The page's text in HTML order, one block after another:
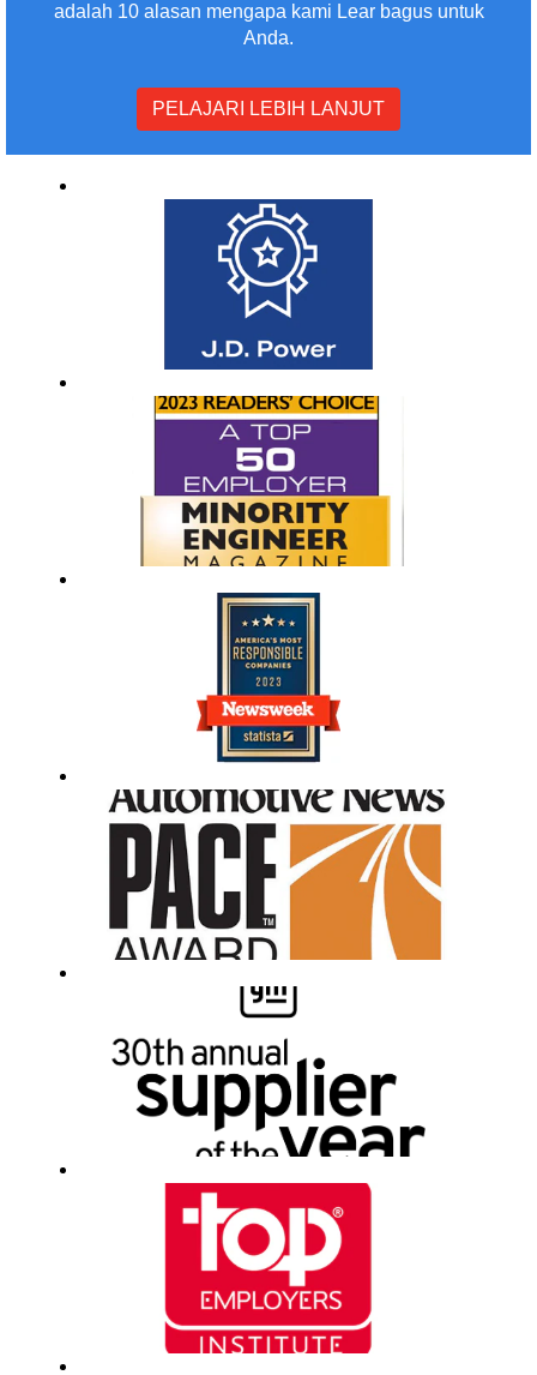
adalah 10 alasan mengapa kami Lear bagus untuk
Anda.
PELAJARI LEBIH LANJUT